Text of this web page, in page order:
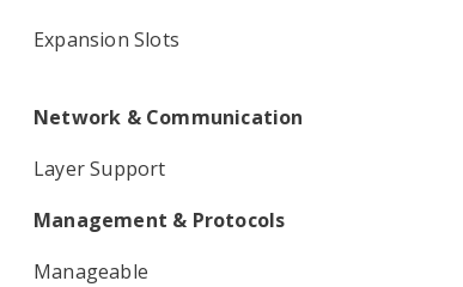
Expansion Slots
Network & Communication
Layer Support
Management & Protocols
Manageable